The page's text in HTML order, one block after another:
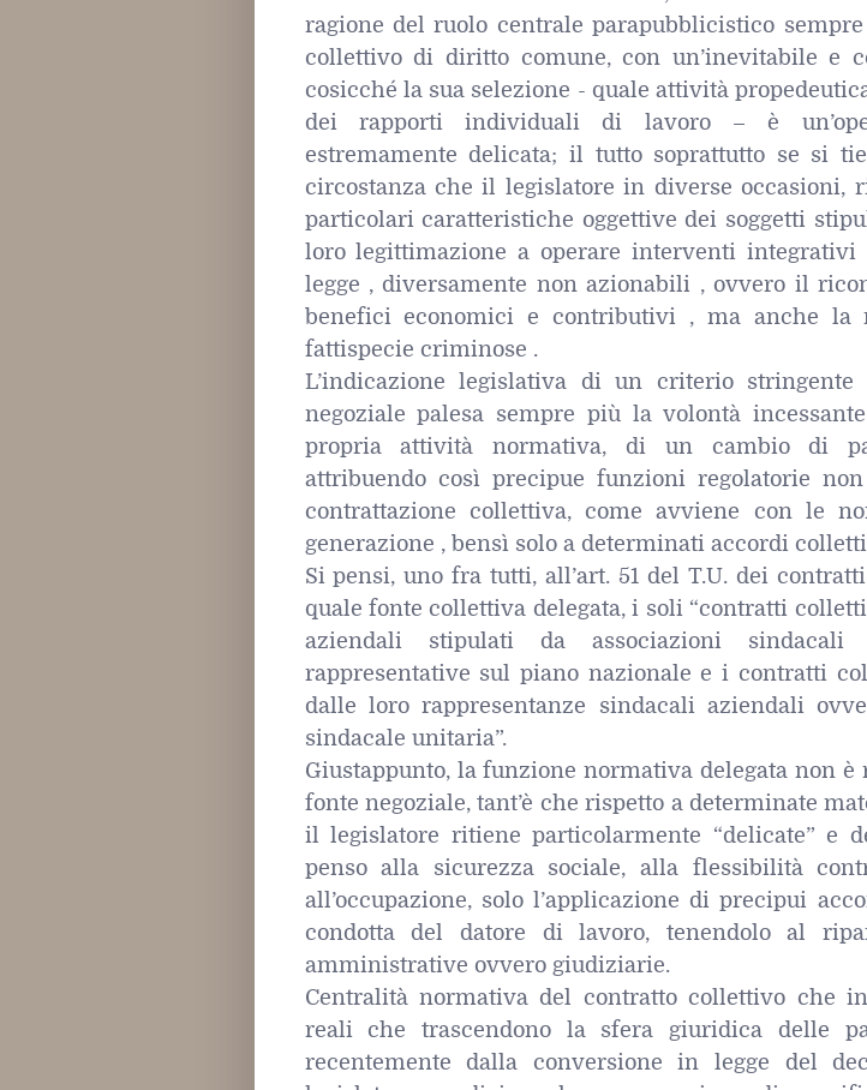
ragione del ruolo centrale parapubblicistico
collettivo di diritto comune, con un’inevitabile e
cosicché la sua selezione - quale attività
dei rapporti individuali di lavoro – è
estremamente delicata; il tutto soprattutto se si
circostanza che il legislatore in diverse occasioni,
particolari caratteristiche oggettive dei soggetti
loro legittimazione a operare interventi
legge , diversamente non azionabili , ovvero il
benefici economici e contributivi , ma anche la
fattispecie criminose .
L’indicazione legislativa di un criterio stringente
negoziale palesa sempre più la volontà
propria attività normativa, di un cambio di
attribuendo così precipue funzioni regolatorie
contrattazione collettiva, come avviene con le
generazione , bensì solo a determinati accordi
Si pensi, uno fra tutti, all’art. 51 del T.U. dei
quale fonte collettiva delegata, i soli “contratti
aziendali stipulati da associazioni sindacali
rappresentative sul piano nazionale e i contratti
dalle loro rappresentanze sindacali aziendali
sindacale unitaria”.
Giustappunto, la funzione normativa delegata non è
fonte negoziale, tant’è che rispetto a determinate
il legislatore ritiene particolarmente “delicate” e
penso alla sicurezza sociale, alla flessibilità
all’occupazione, solo l’applicazione di precipui
condotta del datore di lavoro, tenendolo al
amministrative ovvero giudiziarie.
Centralità normativa del contratto collettivo che
reali che trascendono la sfera giuridica delle
recentemente dalla conversione in legge del